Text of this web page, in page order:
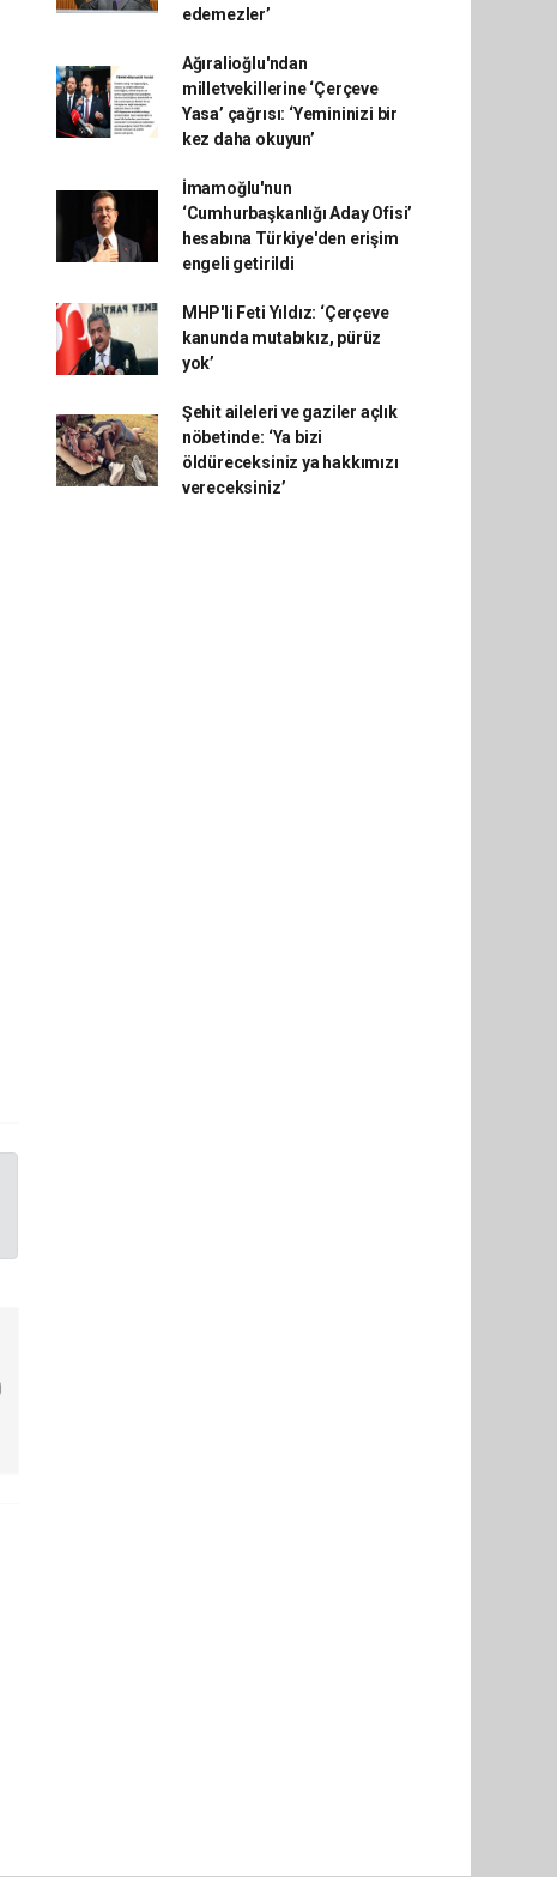
edemezler’
Ağıralioğlu'ndan
milletvekillerine ‘Çerçeve
Yasa’ çağrısı: ‘Yemininizi bir
kez daha okuyun’
İmamoğlu'nun
‘Cumhurbaşkanlığı Aday Ofisi’
hesabına Türkiye'den erişim
engeli getirildi
MHP'li Feti Yıldız: ‘Çerçeve
kanunda mutabıkız, pürüz
yok’
Şehit aileleri ve gaziler açlık
nöbetinde: ‘Ya bizi
öldüreceksiniz ya hakkımızı
vereceksiniz’